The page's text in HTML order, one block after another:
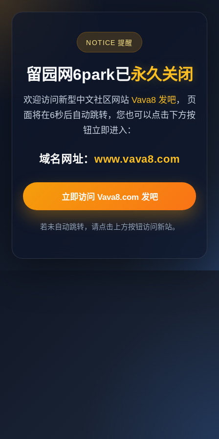
NOTICE 提醒
留园网6park已永久关闭
欢迎访问新型中文社区网站 Vava8 发吧， 页
面将在6秒后自动跳转，您也可以点击下方按
钮立即进入：
域名网址： www.vava8.com
立即访问 Vava8.com 发吧
若未自动跳转，请点击上方按钮访问新站。